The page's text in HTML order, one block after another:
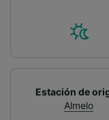
Estación de
Almelo